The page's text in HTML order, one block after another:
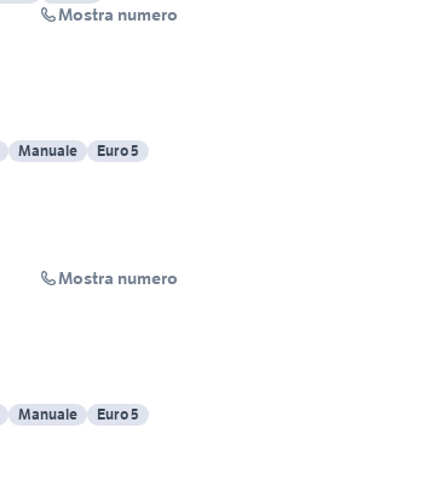
Mostra numero
Manuale Euro 5
Mostra numero
Manuale Euro 5